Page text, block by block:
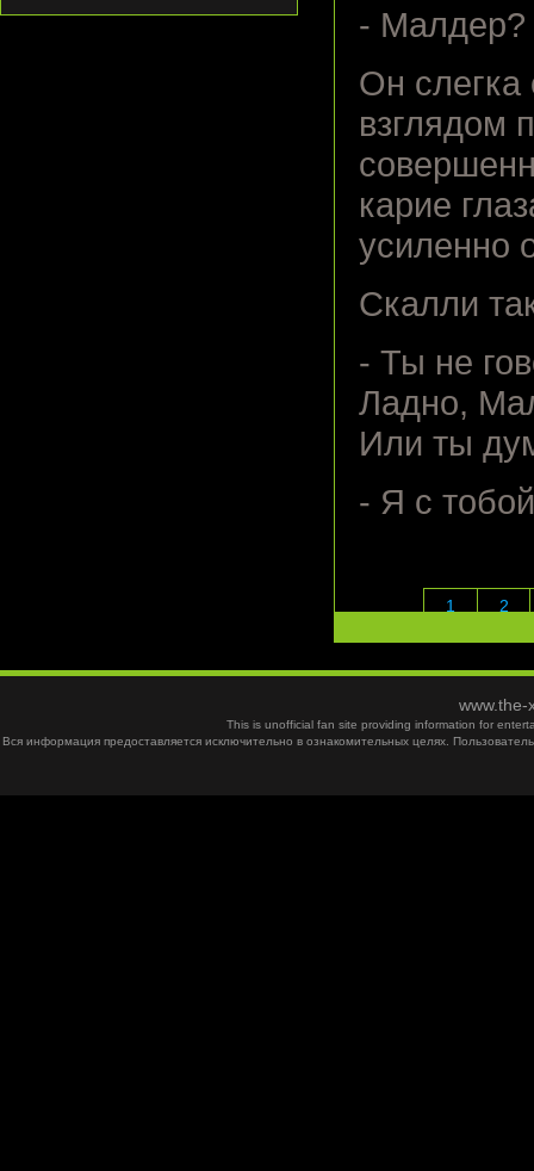
-
Он слегка
взглядом
карие
усиленно
Скалли
- Ты не
Ладно,
Или ты
- Я с
1 2
This is unofficial fan site providing information for
Вся информация предоставляется исключительно в ознакомительных целях.